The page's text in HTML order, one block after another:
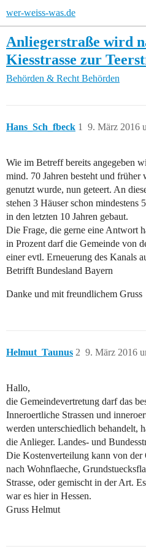
wer-weiss-was.de
Anliegerstraße wird
Kiesstrasse zur
Behörden & Recht Behörden
Hans_Sch_fbeck 9. März 2016
1
Wie im Betreff bereits angegeben
mind. 70 Jahren besteht und früher
genutzt wurde, nun geteert. An
stehen 3 Häuser schon mindestens
in den letzten 10 Jahren gebaut.
Die Frage, die gerne eine Antwort
in Prozent darf die Gemeinde von
einer evtl. Erneuerung des Kanals
Betrifft Bundesland Bayern
Danke und mit freundlichem Gruss
Helmut_Taunus 9. März 2016
2
Hallo,
die Gemeindevertretung darf das
Inneroertliche Strassen und
werden unterschiedlich behandelt,
die Anlieger. Landes- und
Die Kostenverteilung kann von der
nach Wohnflaeche,
Strasse, oder gemischt in der Art.
war es hier in Hessen.
Gruss Helmut